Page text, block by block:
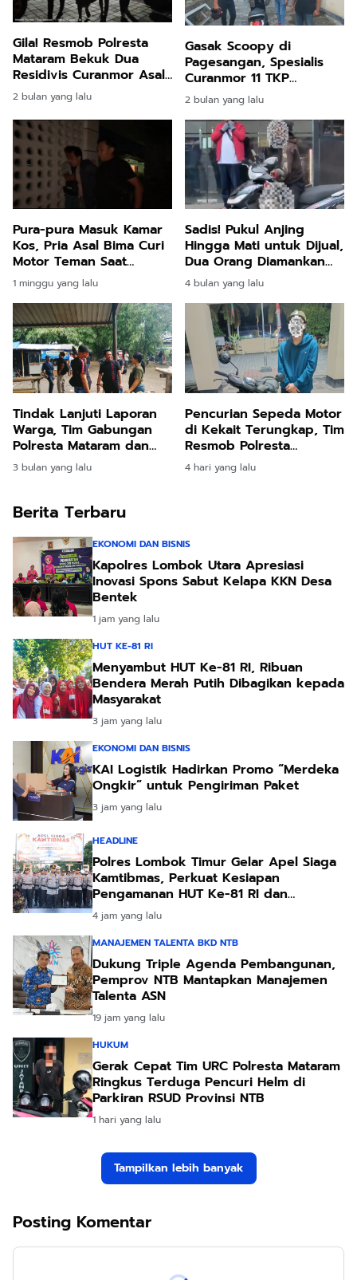
Gila! Resmob Polresta
Mataram Bekuk Dua
Residivis Curanmor Asal
Lombok Tengah,
Ternyata Sudah Beraksi
di 16 TKP
2 bulan yang lalu
Gasak Scoopy di
Pagesangan, Spesialis
Curanmor 11 TKP
Diringkus Gabungan
Resmob Mataram dan
Loteng
2 bulan yang lalu
Pura-pura Masuk Kamar
Kos, Pria Asal Bima Curi
Motor Teman Saat
Korban Tertidur di
Mataram
1 minggu yang lalu
Sadis! Pukul Anjing
Hingga Mati untuk Dijual,
Dua Orang Diamankan
Tim Resmob Polresta
Mataram
4 bulan yang lalu
Tindak Lanjuti Laporan
Warga, Tim Gabungan
Polresta Mataram dan
Polda NTB Bubarkan Judi
Sabung Ayam di
3 bulan yang lalu
Pencurian Sepeda Motor
di Kekait Terungkap, Tim
Resmob Polresta
Mataram Bekuk Pelaku
di Sesela
4 hari yang lalu
Berita Terbaru
EKONOMI DAN BISNIS
Kapolres Lombok Utara Apresiasi
Inovasi Spons Sabut Kelapa KKN Desa
Bentek
1 jam yang lalu
HUT KE-81 RI
Menyambut HUT Ke-81 RI, Ribuan
Bendera Merah Putih Dibagikan kepada
Masyarakat
3 jam yang lalu
EKONOMI DAN BISNIS
KAI Logistik Hadirkan Promo “Merdeka
Ongkir” untuk Pengiriman Paket
3 jam yang lalu
HEADLINE
Polres Lombok Timur Gelar Apel Siaga
Kamtibmas, Perkuat Kesiapan
Pengamanan HUT Ke-81 RI dan
Kunjungan Kapolri
4 jam yang lalu
MANAJEMEN TALENTA BKD NTB
Dukung Triple Agenda Pembangunan,
Pemprov NTB Mantapkan Manajemen
Talenta ASN
19 jam yang lalu
HUKUM
Gerak Cepat Tim URC Polresta Mataram
Ringkus Terduga Pencuri Helm di
Parkiran RSUD Provinsi NTB
1 hari yang lalu
Tampilkan lebih banyak
Posting Komentar